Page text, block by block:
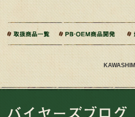
ご相談から製造までの流れ
よくある質問